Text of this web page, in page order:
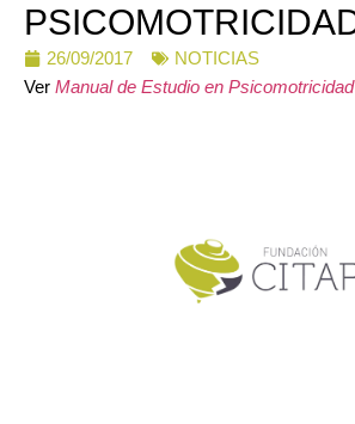
26/09/2017
NOTICIAS
Ver Manual de Estudio en Psicomotricidad